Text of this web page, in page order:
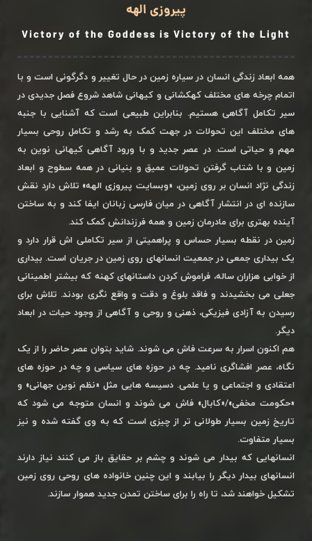
پیروزی الهه
Victory of the Goddess is Victory of the Light
همه ابعاد زندگی انسان در سیاره زمین در حال تغییر و دگرگونی است و با
اتمام چرخه های مختلف کهکشانی و کیهانی شاهد شروع فصل جدیدی در
سیر تکامل آگاهی هستیم. بنابراین طبیعی است که آشنایی با جنبه
های مختلف این تحولات در جهت کمک به رشد و تکامل روحی بسیار
مهم و حیاتی است. در عصر جدید و با ورود آگاهی کیهانی نوین به
زمین و با شتاب گرفتن تحولات عمیق و بنیانی در همه سطوح و ابعاد
زندگی نژاد انسان بر روی زمین، «وبسایت پیروزی الهه» تلاش دارد نقش
سازنده ای در انتشار آگاهی در میان فارسی زبانان ایفا کند و به ساختن
آینده بهتری برای مادرمان زمین و همه فرزندانش کمک کند.
زمین در نقطه بسیار حساس و پراهمیتی از سیر تکاملی اش قرار دارد و
یک بیداری جمعی در جمعیت انسانهای روی زمین در جریان است. بیداری
از خوابی هزاران ساله، فراموش کردن داستانهای کهنه که بیشتر اطمینانی
جعلی می بخشیدند و فاقد بلوغ و دقت و واقع نگری بودند. تلاش برای
رسیدن به آزادی فیزیکی، ذهنی و روحی و آگاهی از وجود حیات در ابعاد
دیگر.
هم اکنون اسرار به سرعت فاش می شوند. شاید بتوان عصر حاضر را از یک
نگاه، عصر افشاگری نامید. چه در حوزه های سیاسی و چه در حوزه های
اعتقادی و اجتماعی و یا علمی. دسیسه هایی مثل «نظم نوین جهانی» و
«حکومت مخفی»/«کابال» فاش می شوند و انسان متوجه می شود که
تاریخ زمین بسیار طولانی تر از چیزی است که به وی گفته شده و نیز
بسیار متفاوت.
انسانهایی که بیدار می شوند و چشم بر حقایق باز می کنند نیاز دارند
انسانهای بیدار دیگر را بیابند و این چنین خانواده های روحی روی زمین
تشکیل خواهند شد، تا راه را برای ساختن تمدن جدید هموار سازند.